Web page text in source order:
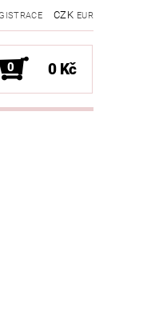
CZK EUR
0 0 Kč